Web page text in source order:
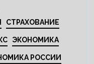
СТРАХОВАНИЕ
ЭКОНОМИКА
РОССИИ